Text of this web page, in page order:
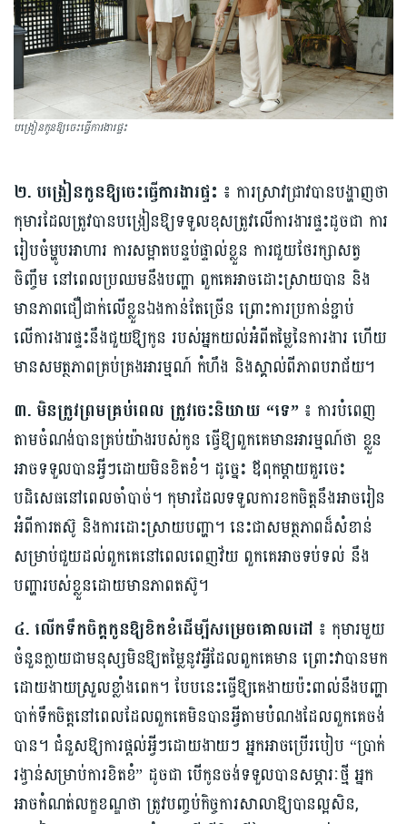
បង្រៀនកូនឱ្យចេះធ្វើការងារផ្ទះ
២. បង្រៀនកូនឱ្យចេះធ្វើការងារផ្ទះ ៖ ការស្រាវជ្រាវបានបង្ហាញថា
កុមារដែលត្រូវបានបង្រៀនឱ្យ​ទទួលខុសត្រូវលើការងារផ្ទះដូចជា ការ
រៀបចំម្ហូបអាហារ ការសម្អាតបន្ទប់ផ្ទាល់ខ្លួន ការជួយថែរក្សាសត្វ
ចិញ្ចឹម នៅពេលប្រឈមនឹងបញ្ហា ពួកគេអាចដោះស្រាយបាន និង
មានភាពជឿជាក់លើខ្លួនឯងកាន់តែច្រើន ព្រោះការប្រកាន់ខ្ជាប់
លើការងារផ្ទះនឹងជួយឱ្យ​កូន របស់អ្នកយល់អំពីតម្លៃនៃការងារ ហើយ
មានសមត្ថភាពគ្រប់គ្រងអារម្មណ៍ កំហឹង និងស្គាល់ពីភាពបរាជ័យ។
៣. មិនត្រូវព្រមគ្រប់ពេល ត្រូវចេះនិយាយ “ទេ” ៖ ការបំពេញ
តាមចំណង់បានគ្រប់យ៉ាងរបស់កូន ធ្វើឱ្យពួកគេមានអារម្មណ៍ថា ខ្លួន
អាចទទួលបានអ្វីៗដោយមិនខិតខំ។ ដូច្នេះ ឪពុកម្តាយគួរចេះ
បដិសេធនៅពេលចាំបាច់។​ កុមារដែលទទួលការខកចិត្តនឹងអាចរៀន
អំពីការតស៊ូ និងការដោះស្រាយបញ្ហា។ នេះជាសមត្ថភាពដ៏សំខាន់
សម្រាប់ជួយដល់ពួកគេនៅពេលពេញវ័យ ពួកគេអាចទប់ទល់ នឹង
បញ្ហារបស់ខ្លួនដោយមានភាពតស៊ូ។
៤. លើកទឹកចិត្តកូនឱ្យខិតខំដើម្បីសម្រេចគោលដៅ ៖ កុមារមួយ
ចំនួនក្លាយជាមនុស្សមិនឱ្យ​តម្លៃនូវអ្វីដែលពួកគេមាន ព្រោះវាបានមក
ដោយងាយស្រួលខ្លាំងពេក។ បែបនេះធ្វើឱ្យ​គេងាយប៉ះពាល់នឹងបញ្ហា
បាក់ទឹកចិត្តនៅពេលដែលពួកគេមិនបានអ្វីតាមបំណងដែលពួកគេចង់
បាន។ ជំនួសឱ្យការផ្តល់អ្វីៗដោយងាយៗ អ្នកអាចប្រើរបៀប “ប្រាក់
រង្វាន់សម្រាប់ការខិតខំ” ដូចជា បើកូនចង់ទទួលបានសម្ភារៈថ្មី អ្នក
អាចកំណត់លក្ខខណ្ឌថា ត្រូវបញ្ចប់កិច្ចការសាលាឱ្យបានល្អសិន,